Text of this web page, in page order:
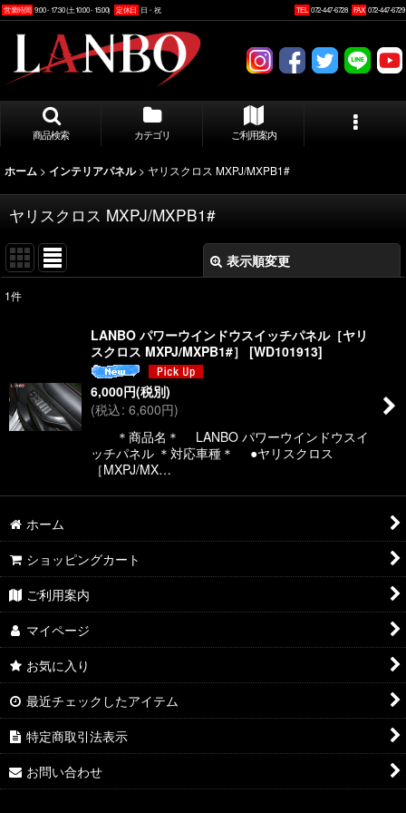
営業時間 9:00 - 17:30 (土10:00 - 15:00) 定休日 日・祝 TEL 072-447-6728 FAX 072-447-6729
商品検索 カテゴリ ご利用案内
ホーム > インテリアパネル > ヤリスクロス MXPJ/MXPB1#
ヤリスクロス MXPJ/MXPB1#
表示順変更
1件
LANBO パワーウインドウスイッチパネル［ヤリ
スクロス MXPJ/MXPB1#］
[WD101913]
6,000円(税別)
(税込: 6,600円)
＊商品名＊ LANBO パワーウインドウスイ
ッチパネル ＊対応車種＊ ●ヤリスクロス
［MXPJ/MX…
ホーム
ショッピングカート
ご利用案内
マイページ
お気に入り
最近チェックしたアイテム
特定商取引法表示
お問い合わせ